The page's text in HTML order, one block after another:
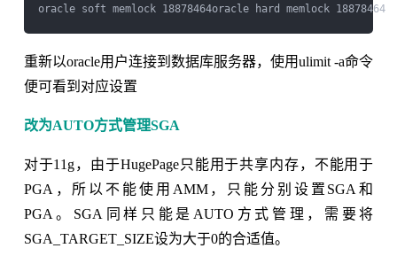
oracle soft memlock 18878464oracle hard memlock 18878464
重新以oracle用户连接到数据库服务器，使用ulimit -a命令
便可看到对应设置
改为AUTO方式管理SGA
对于11g，由于HugePage只能用于共享内存，不能用于
PGA，所以不能使用AMM，只能分别设置SGA和
PGA。SGA同样只能是AUTO方式管理，需要将
SGA_TARGET_SIZE设为大于0的合适值。